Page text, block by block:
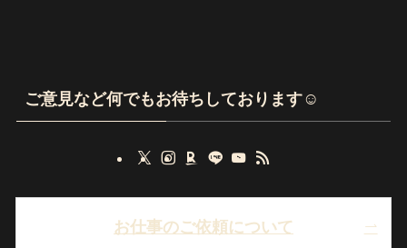
ご意見など何でもお待ちしております☺
お仕事のご依頼について